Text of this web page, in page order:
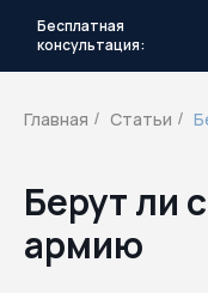
Бесплатная
консультация:
Главная / Статьи /
Берут ли
армию
каждый
действий